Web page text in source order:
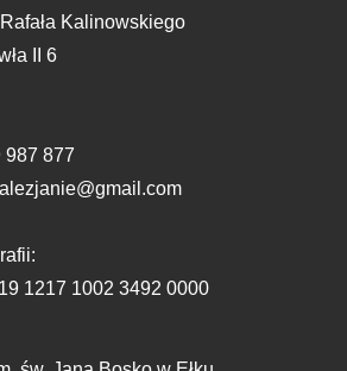
Kalinowskiego
II 6
987 877
1217 1002 3492 0000